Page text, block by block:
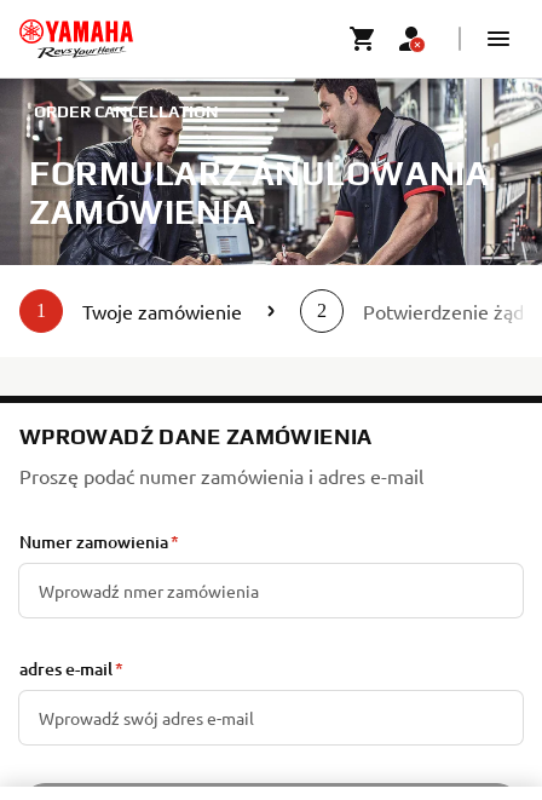
ORDER CANCELLATION
FORMULARZ ANULOWANIA
ZAMÓWIENIA
1 Twoje zamówienie 2 Potwierdzenie
WPROWADŹ DANE ZAMÓWIENIA
Proszę podać numer zamówienia i adres e-mail
Numer zamowienia
adres e-mail